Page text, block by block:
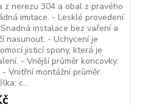
z nerezu 304 a obal z pravého
imitace. - Lesklé provedení
instalace bez vaření a
nasunout. - Uchycení je
jisticí spony, která je
- Vnější průměr koncovky:
- Vnitřní montážní průměr:
c...